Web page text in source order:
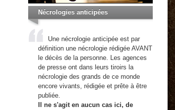
Nécrologies anticipées
Une nécrologie anticipée est par
définition une nécrologie rédigée AVANT
le décès de la personne. Les agences
de presse ont dans leurs tiroirs la
nécrologie des grands de ce monde
encore vivants, rédigée et prête à être
publiée.
Il ne s'agit en aucun cas ici, de